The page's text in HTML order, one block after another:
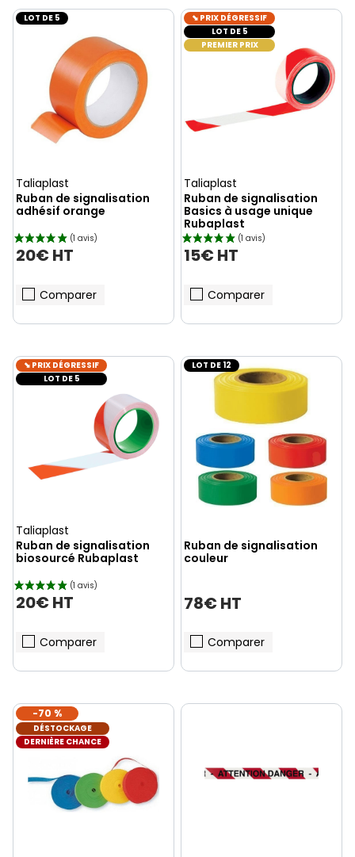
LOT DE 5
Taliaplast
Ruban de signalisation
adhésif orange
20€ HT
Comparer
⬊ PRIX DÉGRESSIF
LOT DE 5
PREMIER PRIX
Taliaplast
Ruban de signalisation
Basics à usage unique
Rubaplast
15€ HT
Comparer
⬊ PRIX DÉGRESSIF
LOT DE 5
Taliaplast
Ruban de signalisation
biosourcé Rubaplast
20€ HT
Comparer
LOT DE 12
Ruban de signalisation
couleur
78€ HT
Comparer
-70 %
DÉSTOCKAGE
DERNIÈRE CHANCE